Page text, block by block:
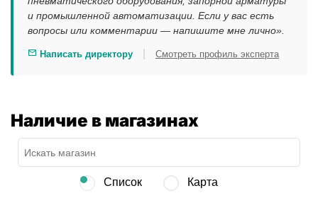
и промышленной автоматизации. Если у вас есть
вопросы или комментарии — напишите мне лично».
Написать директору Смотреть профиль эксперта
Наличие в магазинах
Список Карта